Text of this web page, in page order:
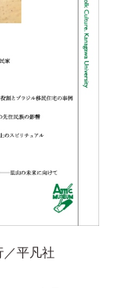
／平凡社